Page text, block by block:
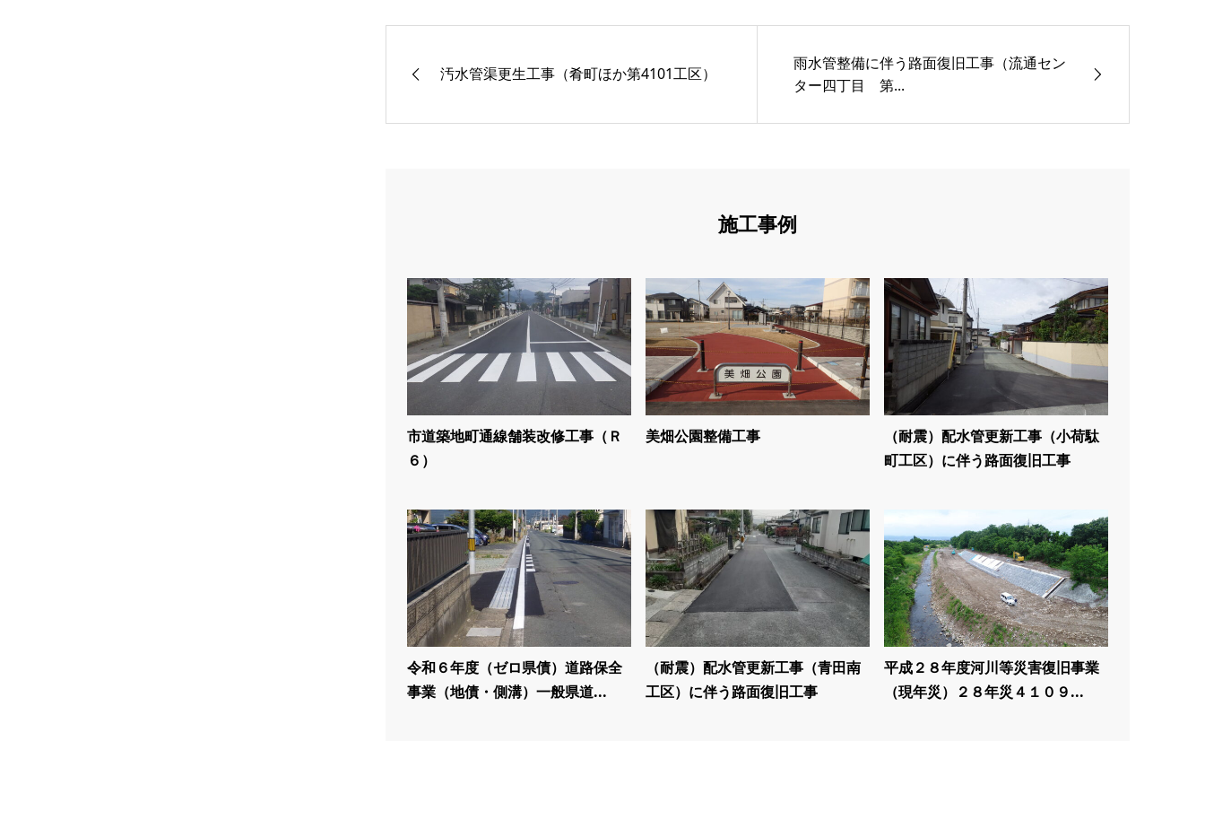
汚水管渠更生工事（肴町ほか第4101工区）
雨水管整備に伴う路面復旧工事（流通セン
ター四丁目 第...
施工事例
市道築地町通線舗装改修工事（Ｒ
６）
美畑公園整備工事
（耐震）配水管更新工事（小荷駄
町工区）に伴う路面復旧工事
令和６年度（ゼロ県債）道路保全
事業（地債・側溝）一般県道...
（耐震）配水管更新工事（青田南
工区）に伴う路面復旧工事
平成２８年度河川等災害復旧事業
（現年災）２８年災４１０９...